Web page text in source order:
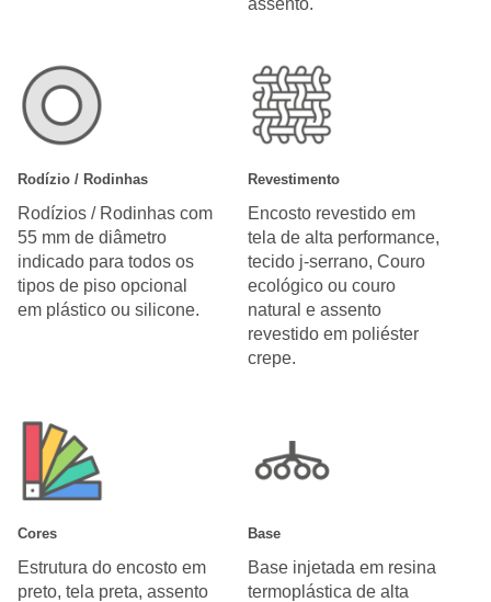
Rodízio / Rodinhas
Rodízios / Rodinhas com
55 mm de diâmetro
indicado para todos os
tipos de piso opcional
em plástico ou silicone.
Revestimento
Encosto revestido em
tela de alta performance,
tecido j-serrano, Couro
ecológico ou couro
natural e assento
revestido em poliéster
crepe.
Cores
Estrutura do encosto em
preto, tela preta, assento
Base
Base injetada em resina
termoplástica de alta